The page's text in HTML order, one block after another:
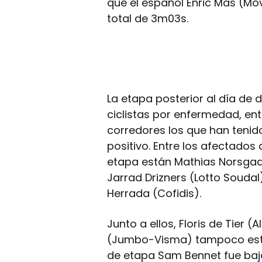
total de 3m03s.
La etapa posterior al día de
ciclistas por enfermedad,
corredores los que han
positivo. Entre los
etapa están Mathias
Jarrad Drizners (Lotto
Herrada (Cofidis).
Junto a ellos, Floris de Tier
(Jumbo-Visma) tampoco
de etapa Sam Bennet fue